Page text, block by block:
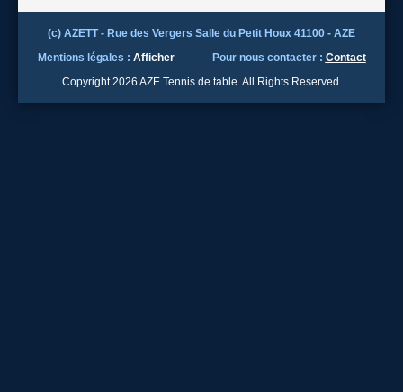
(c) AZETT - Rue des Vergers Salle du Petit Houx 41100 - AZE
Mentions légales : Afficher Pour nous contacter : Contact
Copyright 2026 AZE Tennis de table. All Rights Reserved.